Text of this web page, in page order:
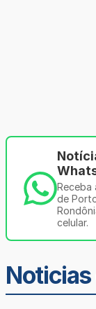
Receba
de
celular.
Noticias